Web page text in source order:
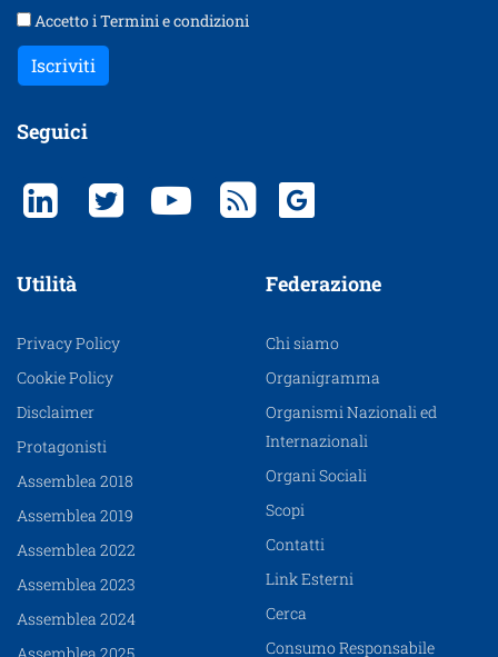
Accetto iTermini e condizioni
Iscriviti
Seguici
Utilità
Privacy Policy
Cookie Policy
Disclaimer
Protagonisti
Assemblea 2018
Assemblea 2019
Assemblea 2022
Assemblea 2023
Assemblea 2024
Federazione
Chi siamo
Organigramma
Organismi Nazionali ed
Internazionali
Organi Sociali
Scopi
Contatti
Link Esterni
Cerca
Consumo Responsabile